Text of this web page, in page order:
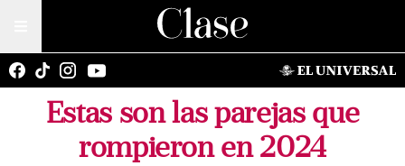
Estas son las parejas que
rompieron en 2024